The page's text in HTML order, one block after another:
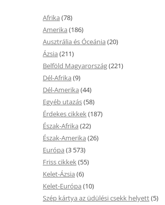
Afrika (78)
Amerika (186)
Ausztrália és Óceánia (20)
Ázsia (211)
Belföld Magyarország(221)
Dél-Afrika (9)
Dél-Amerika (44)
Egyéb utazás(58)
Érdekes cikkek(187)
Észak-Afrika (22)
Észak-Amerika (26)
Európa (3 573)
Friss cikkek(55)
Kelet-Ázsia (6)
Kelet-Európa (10)
Szép kártya az üdülési csekk helyett(5)